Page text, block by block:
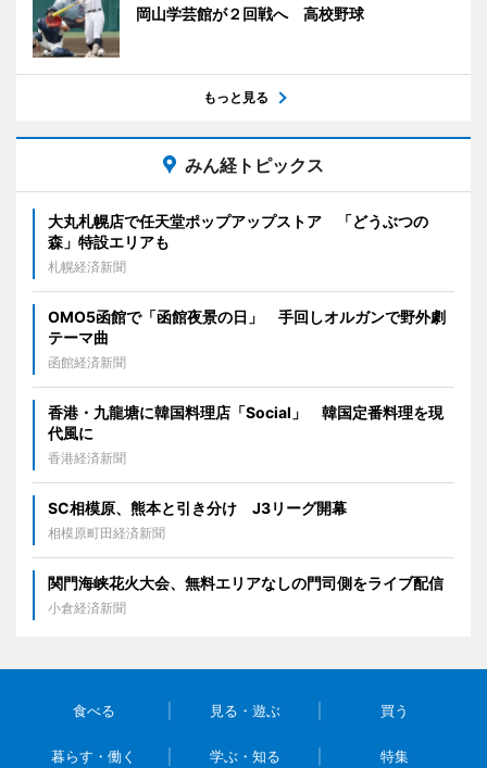
岡山学芸館が２回戦へ 高校野球
もっと見る
みん経トピックス
大丸札幌店で任天堂ポップアップストア 「どうぶつの
森」特設エリアも
札幌経済新聞
OMO5函館で「函館夜景の日」 手回しオルガンで野外劇
テーマ曲
函館経済新聞
香港・九龍塘に韓国料理店「Social」 韓国定番料理を現
代風に
香港経済新聞
SC相模原、熊本と引き分け J3リーグ開幕
相模原町田経済新聞
関門海峡花火大会、無料エリアなしの門司側をライブ配信
小倉経済新聞
食べる 見る・遊ぶ 買う
暮らす・働く 学ぶ・知る 特集